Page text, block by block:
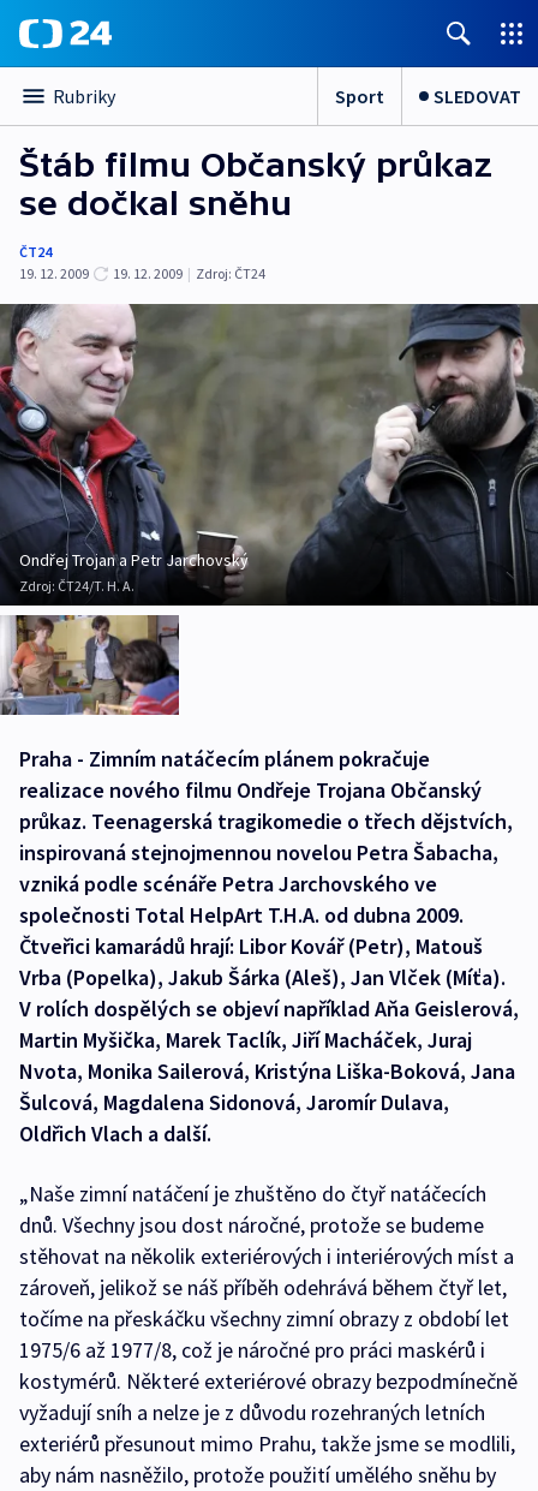
Rubriky Sport SLEDOVAT
Štáb filmu Občanský průkaz
se dočkal sněhu
ČT24
19. 12. 2009
19. 12. 2009 | Zdroj: ČT24
Ondřej Trojan a Petr Jarchovský
Zdroj: ČT24/T. H. A.
Praha - Zimním natáčecím plánem pokračuje
realizace nového filmu Ondřeje Trojana Občanský
průkaz. Teenagerská tragikomedie o třech dějstvích,
inspirovaná stejnojmennou novelou Petra Šabacha,
vzniká podle scénáře Petra Jarchovského ve
společnosti Total HelpArt T.H.A. od dubna 2009.
Čtveřici kamarádů hrají: Libor Kovář (Petr), Matouš
Vrba (Popelka), Jakub Šárka (Aleš), Jan Vlček (Míťa).
V rolích dospělých se objeví například Aňa Geislerová,
Martin Myšička, Marek Taclík, Jiří Macháček, Juraj
Nvota, Monika Sailerová, Kristýna Liška-Boková, Jana
Šulcová, Magdalena Sidonová, Jaromír Dulava,
Oldřich Vlach a další.
„Naše zimní natáčení je zhuštěno do čtyř natáčecích
dnů. Všechny jsou dost náročné, protože se budeme
stěhovat na několik exteriérových i interiérových míst a
zároveň, jelikož se náš příběh odehrává během čtyř let,
točíme na přeskáčku všechny zimní obrazy z období let
1975/6 až 1977/8, což je náročné pro práci maskérů i
kostymérů. Některé exteriérové obrazy bezpodmínečně
vyžadují sníh a nelze je z důvodu rozehraných letních
exteriérů přesunout mimo Prahu, takže jsme se modlili,
aby nám nasněžilo, protože použití umělého sněhu by